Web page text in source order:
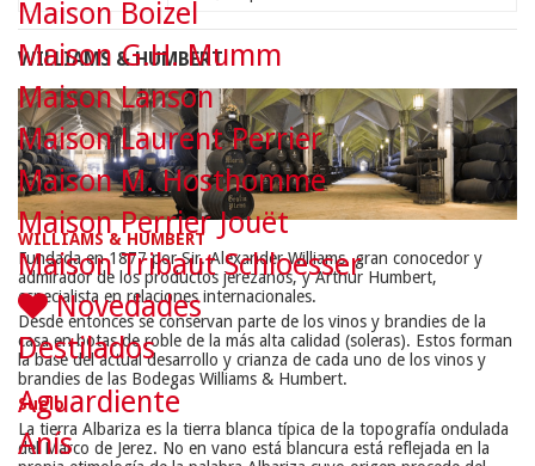
WILLIAMS & HUMBERT
WILLIAMS & HUMBERT
Fundada en 1877 por Sir. Alexander Williams, gran conocedor y
admirador de los productos jerezanos, y Arthur Humbert,
especialista en relaciones internacionales.
Desde entonces se conservan parte de los vinos y brandies de la
casa en botas de roble de la más alta calidad (soleras). Estos forman
la base del actual desarrollo y crianza de cada uno de los vinos y
brandies de las Bodegas Williams & Humbert.
Suelo
La tierra Albariza es la tierra blanca típica de la topografía ondulada
del Marco de Jerez. No en vano está blancura está reflejada en la
Maison Boizel
Maison G.H. Mumm
Maison Lanson
Maison Laurent Perrier
Maison M. Hosthomme
Maison Perrier Jouët
Maison Tribaut Schloesser
Novedades
Destilados
Aguardiente
Anís